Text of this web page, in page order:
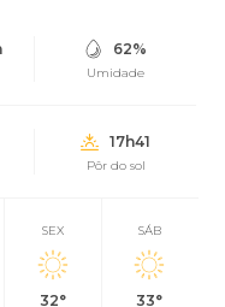
62%
Umidade
17h41
Pôr do sol
SEX
32°
SÁB
33°